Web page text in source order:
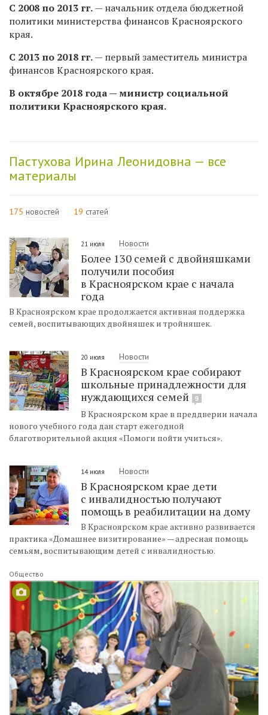
С 2008 по 2013 гг.— начальник отдела бюджетной
политики министерства финансов Красноярского
края.
С 2013 по 2018 гг.— первый заместитель министра
финансов Красноярского края.
В октябре 2018 года — министр социальной
политики Красноярского края.
Пастухова Ирина Леонидовна — все
материалы
175 новостей 19 статей
21 июля Новости
Более 130 семей с двойняшками
получили пособия
в Красноярском крае с начала
года
В Красноярском крае продолжается активная поддержка
семей, воспитывающих двойняшек и тройняшек.
20 июля Новости
В Красноярском крае собирают
школьные принадлежности для
нуждающихся семей
9
В Красноярском крае в преддверии начала
нового учебного года дан старт ежегодной
благотворительной акция «Помоги пойти учиться».
14 июля Новости
В Красноярском крае дети
с инвалидностью получают
помощь в реабилитации на дому
В Красноярском крае активно развивается
практика «Домашнее визитирование» — адресная помощь
семьям, воспитывающим детей с инвалидностью.
Общество